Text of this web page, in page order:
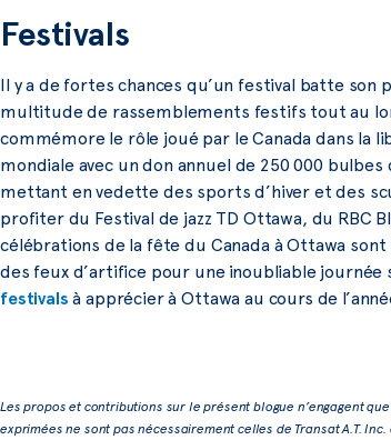
Festivals
Il y a de fortes chances qu’un festival batte son
multitude de rassemblements festifs tout au
commémore le rôle joué par le Canada dans la
mondiale avec un don annuel de 250 000
mettant en vedette des sports d’hiver et des
profiter du Festival de jazz TD Ottawa, du RBC
célébrations de la fête du Canada à Ottawa
des feux d’artifice pour une inoubliable
festivals à apprécier à Ottawa au cours de
Les propos et contributions sur le présent blogue n’engagent
exprimées ne sont pas nécessairement celles de Transat A.T.